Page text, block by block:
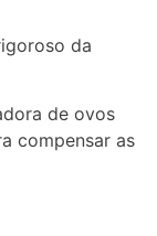
da
de ovos
compensar as